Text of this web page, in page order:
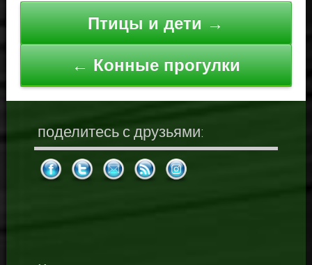
Навигация
по
записям
Птицы и дети →
← Конные прогулки
поделитесь с друзьями: